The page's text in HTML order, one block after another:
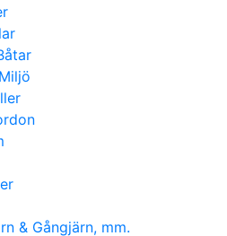
& Gångjärn, mm.